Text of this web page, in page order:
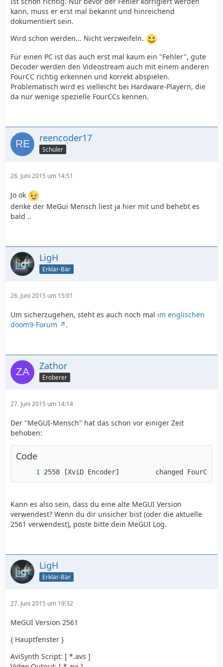
kann, muss er erst mal bekannt und hinreichend
dokumentiert sein.
Wird schon werden... Nicht verzweifeln.
Für einen PC ist das auch erst mal kaum ein "Fehler", gute
Decoder werden den Videostream auch mit einem anderen
FourCC richtig erkennen und korrekt abspielen.
Problematisch wird es vielleicht bei Hardware-Playern, die
da nur wenige spezielle FourCCs kennen.
reencoder17
Schüler
26. Juni 2015 um 14:51
Jo ok
denke der MeGui Mensch liest ja hier mit und behebt es
bald ..
LigH
Erklär-Bär
26. Juni 2015 um 15:01
Um sicherzugehen, steht es auch noch mal im englischen
doom9-Forum
.
Zathor
Eroberer
27. Juni 2015 um 14:14
Der "MeGUI-Mensch" hat das schon vor einiger Zeit
behoben:
Code
2558 [XviD Encoder]         changed FourCC
Kann es also sein, dass du eine alte MeGUI Version
verwendest? Wenn du dir unsicher bist (oder die aktuelle
2561 verwendest), poste bitte dein MeGUI Log.
LigH
Erklär-Bär
27. Juni 2015 um 19:32
MeGUI Version 2561
{ Hauptfenster }
AviSynth Script: [ *.avs ]